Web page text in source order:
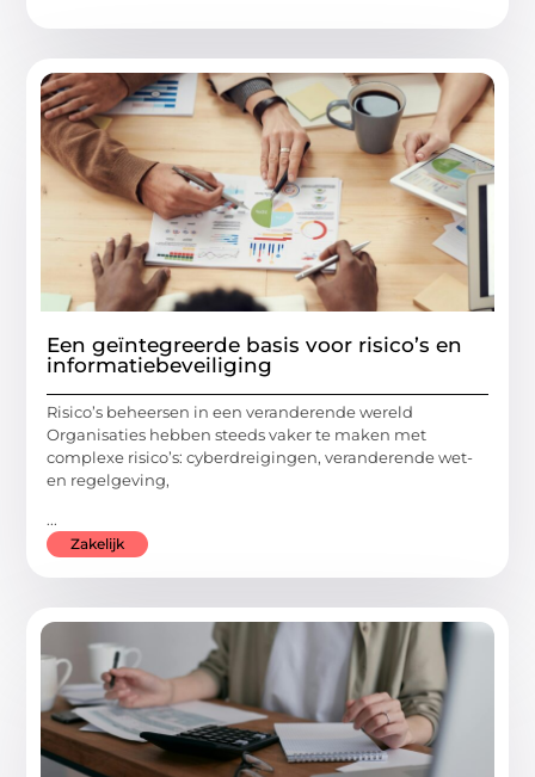
Een geïntegreerde basis voor risico’s en
informatiebeveiliging
Risico’s beheersen in een veranderende wereld
Organisaties hebben steeds vaker te maken met
complexe risico’s: cyberdreigingen, veranderende wet-
en regelgeving,
...
Zakelijk